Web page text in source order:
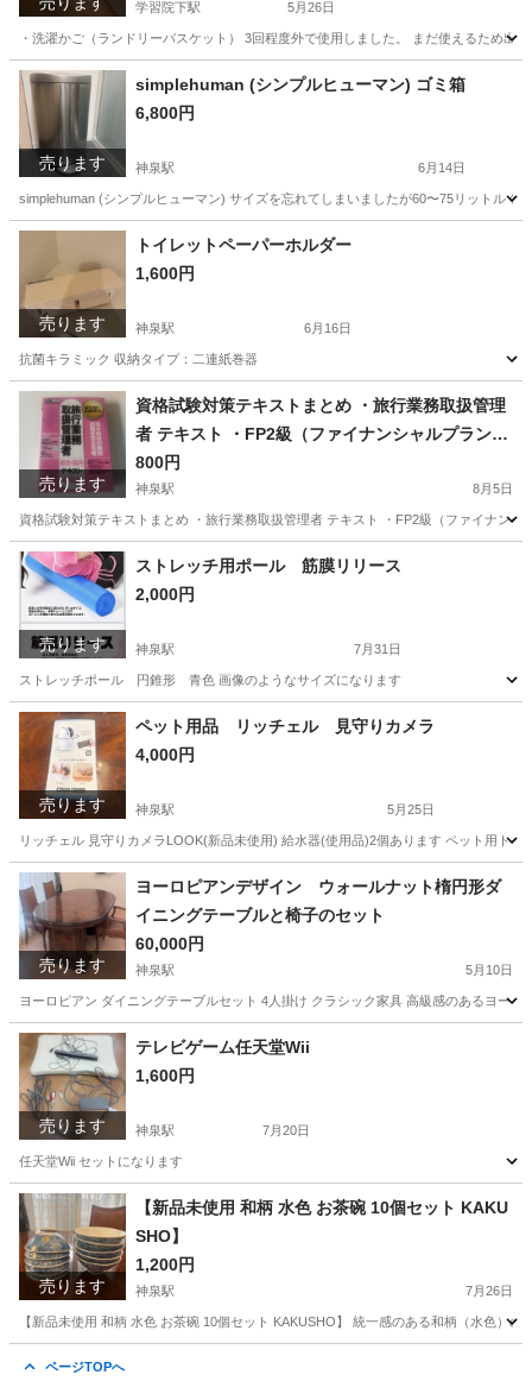
学習院下駅 5月26日
・洗濯かご（ランドリーバスケット） 3回程度外で使用しました。 まだ使えるため
東京 豊島区 ランドリー
売ります
simplehuman (シンプルヒューマン) ゴミ箱
6,800円
神泉駅 6月14日
simplehuman (シンプルヒューマン) サイズを忘れてしまいましたが60〜75リットルく
東京 渋谷区 神泉駅 インテリア雑貨/小物
シンプルヒューマン
売ります
トイレットペーパーホルダー
1,600円
神泉駅 6月16日
抗菌キラミック 収納タイプ：二連紙巻器
東京 渋谷区 神泉駅 家庭用品 トイレットペーパー
売ります
資格試験対策テキストまとめ ・旅行業務取扱管理
者 テキスト ・FP2級（ファイナンシャルプランナ
ー）学科・実技 テキスト
800円
神泉駅 8月5日
資格試験対策テキストまとめ ・旅行業務取扱管理者 テキスト ・FP2級（ファイナン
東京 渋谷区 神泉駅 ビジネス、経済 テキスト
売ります
ストレッチ用ポール 筋膜リリース
2,000円
神泉駅 7月31日
ストレッチポール 円錐形 青色 画像のようなサイズになります
東京 渋谷区 神泉駅 フィットネス、トレーニング
売ります
ペット用品 リッチェル 見守りカメラ
4,000円
神泉駅 5月25日
リッチェル 見守りカメラLOOK(新品未使用) 給水器(使用品)2個あります ペット用トイ
東京 渋谷区 その他 リッチェル
売ります
ヨーロピアンデザイン ウォールナット楕円形ダ
イニングテーブルと椅子のセット
60,000円
神泉駅 5月10日
ヨーロピアン ダイニングテーブルセット 4人掛け クラシック家具 高級感のあるヨー
東京 渋谷区 神泉駅 テーブル
売ります
テレビゲーム任天堂Wii
1,600円
神泉駅 7月20日
任天堂Wii セットになります
東京 渋谷区 神泉駅 テレビゲーム 任天堂Wii
売ります
【新品未使用 和柄 水色 お茶碗 10個セット KAKU
SHO】
1,200円
神泉駅 7月26日
【新品未使用 和柄 水色 お茶碗 10個セット KAKUSHO】 統一感のある和柄（水色）
ページTOPへ